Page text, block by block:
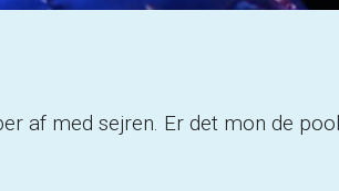
af med sejren. Er det mon de